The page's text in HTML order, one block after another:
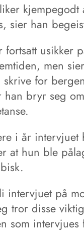
sier han
fortsatt usikker
men
for
han bryr seg
i år intervjuet
at hun ble
intervjuet på
tror disse
som intervjues